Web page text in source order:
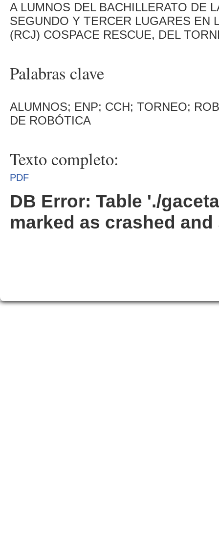
A LUMNOS DEL BACHILLERATO DE
SEGUNDO Y TERCER LUGARES EN
(RCJ) COSPACE RESCUE, DEL
Palabras clave
ALUMNOS; ENP; CCH; TORNEO;
DE ROBÓTICA
Texto completo:
PDF
DB Error: Table './
marked as crashed